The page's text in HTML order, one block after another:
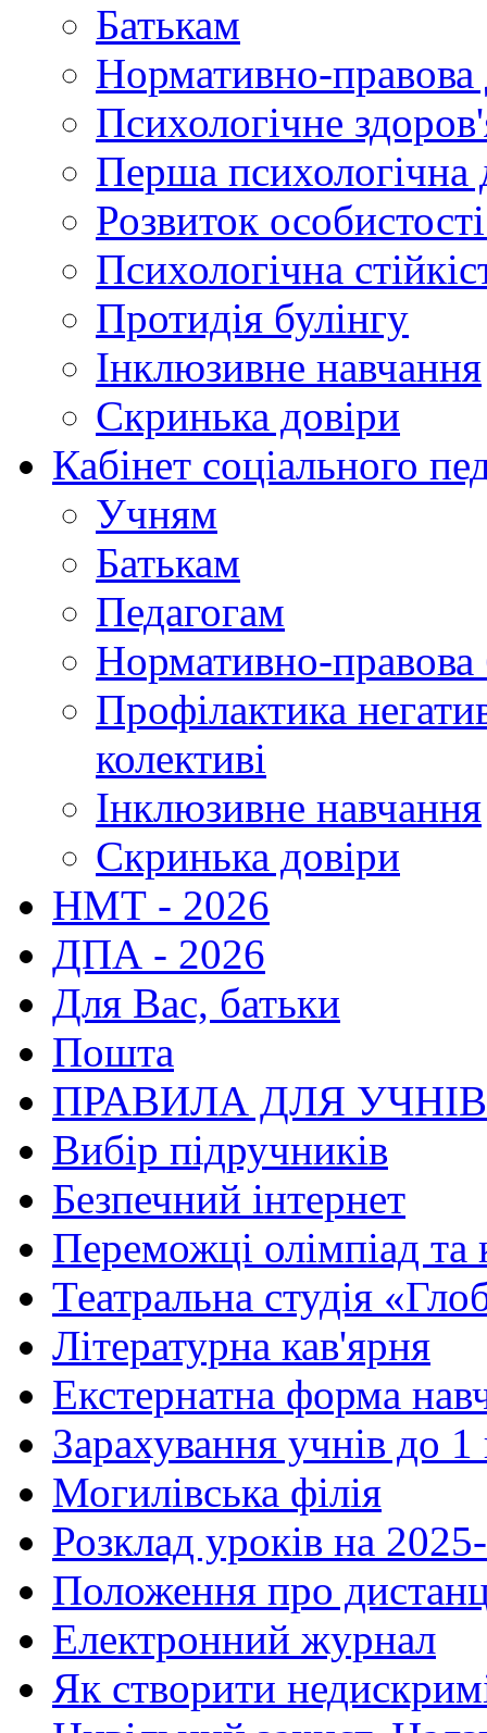
Батькам
Нормативно-правова
Психологічне
Перша психологічна
Розвиток
Психологічна
Протидія булінгу
Інклюзивне навчання
Скринька довіри
Кабінет соціального
Учням
Батькам
Педагогам
Нормативно-правова
Профілактика
колективі
Інклюзивне навчання
Скринька довіри
НМТ - 2026
ДПА - 2026
Для Вас, батьки
Пошта
ПРАВИЛА ДЛЯ
Вибір підручників
Безпечний інтернет
Переможці олімпіад та
Театральна студія
Літературна кав'ярня
Екстернатна форма
Зарахування учнів до 1
Могилівська філія
Розклад уроків на
Положення про
Електронний журнал
Як створити